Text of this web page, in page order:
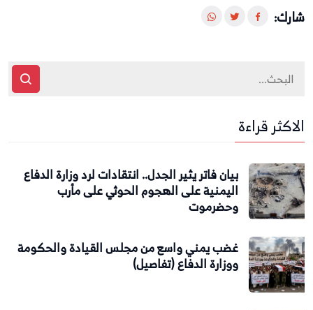
شارك:
الاكثر قراءة
بيان فاتر يثير الجدل.. انتقادات لرد وزارة الدفاع
اليمنية على الهجوم الحوثي على مأرب
وحضرموت
غضب يمني واسع من مجلس القيادة والحكومة
ووزارة الدفاع (تفاصيل)